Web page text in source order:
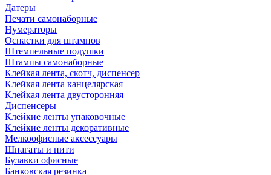
Датеры
Печати самонаборные
Нумераторы
Оснастки для штампов
Штемпельные подушки
Штампы самонаборные
Клейкая лента, скотч, диспенсер
Клейкая лента канцелярская
Клейкая лента двусторонняя
Диспенсеры
Клейкие ленты упаковочные
Клейкие ленты декоративные
Мелкоофисные аксессуары
Шпагаты и нити
Булавки офисные
Банковская резинка